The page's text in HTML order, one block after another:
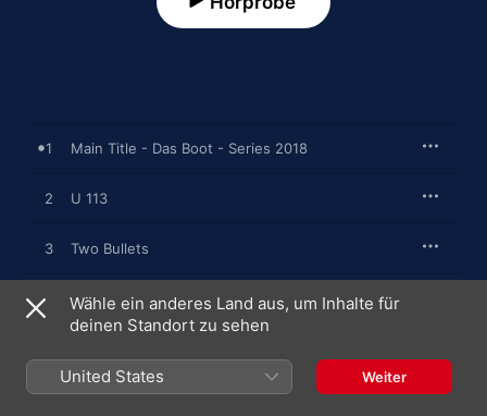
1 Main Title - Das Boot - Series 2018
2 U 113
3 Two Bullets
4 Defiance
6 Hostages
Wähle ein anderes Land aus, um Inhalte für
deinen Standort zu sehen
United States Weiter